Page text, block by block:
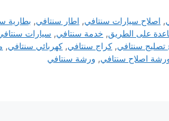
, اصلاح سيارات سنتافي, اطار سنتافي, بطارية
على الطريق, خدمة سنتافي, سيارات
تصليج سنتافي, كراج سنتافي, كهربائي سنتافي,
اصلاح سنتافي, ورشة سنتافي